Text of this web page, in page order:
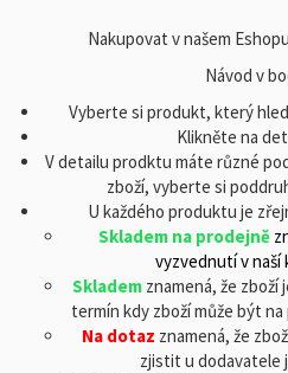
Nakupovat v našem
Návod v
Vyberte si produkt, který
Klikněte na
V detailu prodktu máte různé
zboží, vyberte si
U každého produktu je
Skladem na prodejně
vyzvednutí v naší
Skladem znamená, že zboží
termín kdy zboží může být
Na dotaz znamená, že
zjistit u dodavatele